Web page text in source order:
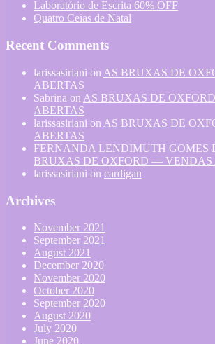
Laboratório de Escrita 60% OFF
Quatro Ceias de Natal
Recent Comments
larissasiriani on AS BRUXAS DE
ABERTAS
Sabrina on AS BRUXAS DE
ABERTAS
larissasiriani on AS BRUXAS DE
ABERTAS
FERNANDA LENDIMUTH GOMES
BRUXAS DE OXFORD — VENDAS
larissasiriani on cardigan
Archives
November 2021
September 2021
August 2021
December 2020
November 2020
October 2020
September 2020
August 2020
July 2020
June 2020